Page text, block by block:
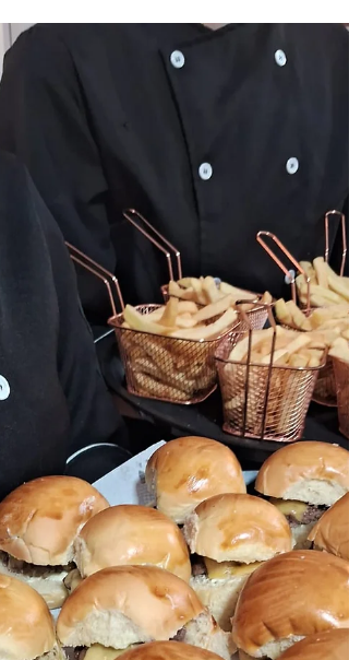
13 de ago. de
Buffet de Churrasco a
Sabor e Conforto no Seu
Descubra como um buffet de churrasco a
pode transformar sua festa sem que você
sair de casa Citação: “O segredo de